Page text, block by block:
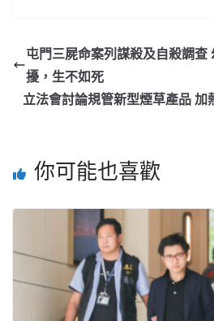
屯門三屍命案列謀殺及自殺調查
擾，生不如死
立法會討論規管新型煙草產品 加
你可能也喜歡